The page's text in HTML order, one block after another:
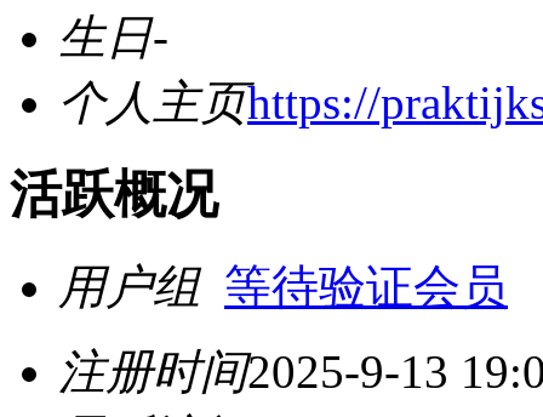
生日-
个人主页https://
活跃概况
用户组 等待验证会员
注册时间2025-9-13